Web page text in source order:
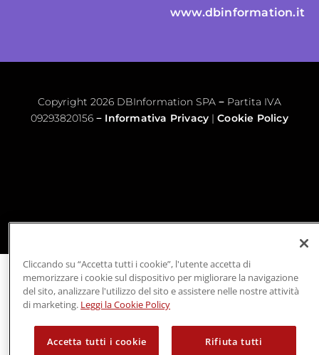
www.dbinformation.it
Copyright 2026 DBInformation SPA – Partita IVA
09293820156– Informativa Privacy |Cookie Policy
Cliccando su “Accetta tutti i cookie”, l'utente accetta di
memorizzare i cookie sul dispositivo per migliorare la navigazione
del sito, analizzare l'utilizzo del sito e assistere nelle nostre attività
di marketing. Leggi la Cookie Policy
Accetta tutti i cookie Rifiuta tutti